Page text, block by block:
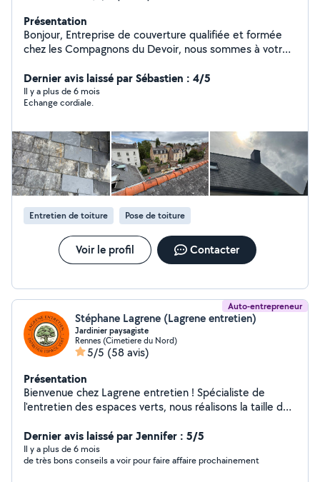
Présentation
Bonjour, Entreprise de couverture qualifiée et formée
chez les Compagnons du Devoir, nous sommes à votre
Velux, entretien et traitement de toiture, installation de
gouttières, désamiantage, ainsi que la réalisation de
couvertures en ardoise, tuiles et zinc. N'hésitez pas à
Dernier avis laissé par Sébastien : 4/5
Il y a plus de 6 mois
Echange cordiale.
Entretien de toiture Pose de toiture
Voir le profil Contacter
Auto-entrepreneur
Stéphane Lagrene (Lagrene entretien)
Jardinier paysagiste
Rennes (Cimetiere du Nord)
5/5 (58 avis)
Présentation
Bienvenue chez Lagrene entretien ! Spécialiste de
l'entretien des espaces verts, nous réalisons la taille de
et l'entretien de jardins. Nos équipes interviennent à
Rennes et dans toute l'Ille-et-Vilaine 35 ainsi qu'en
Seine-et-Marne 77 Travail soigné, devis gratuit et
Dernier avis laissé par Jennifer : 5/5
Il y a plus de 6 mois
de très bons conseils a voir pour faire affaire prochainement